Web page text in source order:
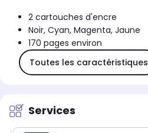
2 cartouches d'encre
Noir, Cyan, Magenta, Jaune
170 pages environ
Toutes les caractéristiques
Services